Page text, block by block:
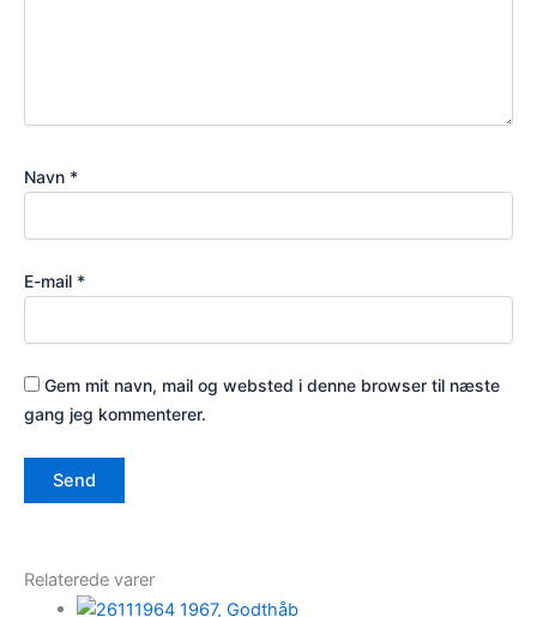
Navn *
E-mail *
Gem mit navn, mail og websted i denne browser til næste
gang jeg kommenterer.
Relaterede varer